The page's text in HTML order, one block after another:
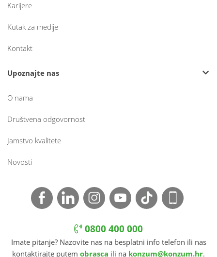
Karijere
Kutak za medije
Kontakt
Upoznajte nas
O nama
Društvena odgovornost
Jamstvo kvalitete
Novosti
0800 400 000
Imate pitanje? Nazovite nas na besplatni info telefon ili nas
kontaktirajte putem obrasca ili na konzum@konzum.hr.